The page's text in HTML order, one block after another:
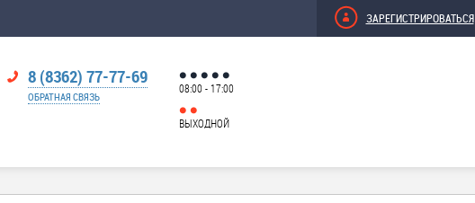
ЗАРЕГИСТРИРОВАТЬСЯ
8 (8362) 77-77-69
ОБРАТНАЯ СВЯЗЬ
08:00 - 17:00
ВЫХОДНОЙ